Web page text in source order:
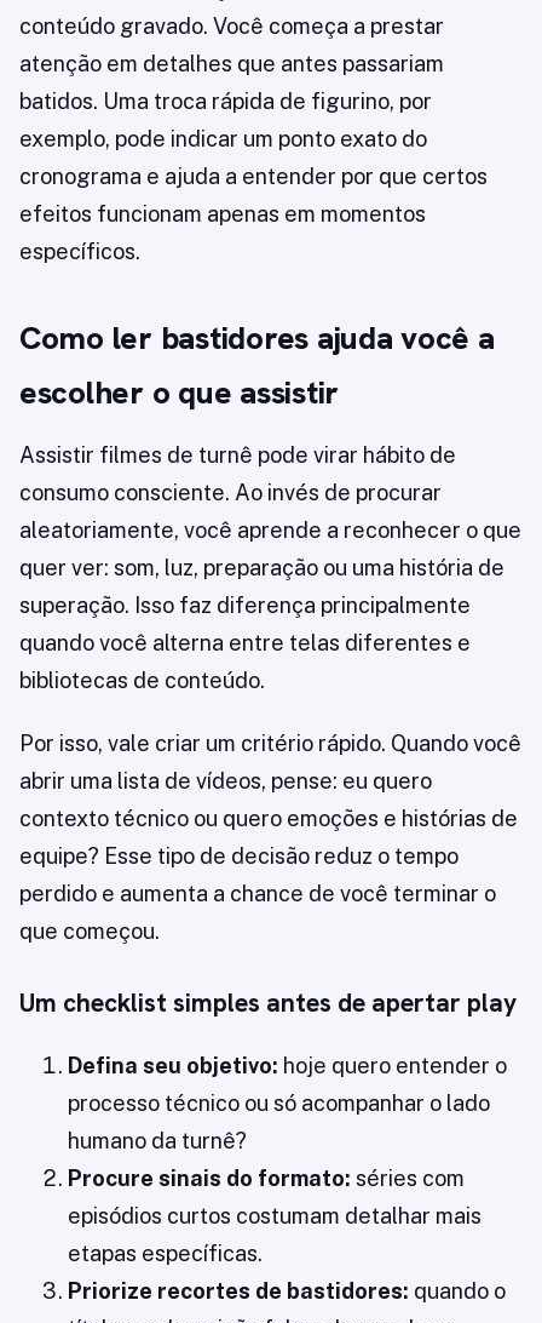
conteúdo gravado. Você começa a prestar
atenção em detalhes que antes passariam
batidos. Uma troca rápida de figurino, por
exemplo, pode indicar um ponto exato do
cronograma e ajuda a entender por que certos
efeitos funcionam apenas em momentos
específicos.
Como ler bastidores ajuda você a
escolher o que assistir
Assistir filmes de turnê pode virar hábito de
consumo consciente. Ao invés de procurar
aleatoriamente, você aprende a reconhecer o que
quer ver: som, luz, preparação ou uma história de
superação. Isso faz diferença principalmente
quando você alterna entre telas diferentes e
bibliotecas de conteúdo.
Por isso, vale criar um critério rápido. Quando você
abrir uma lista de vídeos, pense: eu quero
contexto técnico ou quero emoções e histórias de
equipe? Esse tipo de decisão reduz o tempo
perdido e aumenta a chance de você terminar o
que começou.
Um checklist simples antes de apertar play
Defina seu objetivo: hoje quero entender o
processo técnico ou só acompanhar o lado
humano da turnê?
Procure sinais do formato: séries com
episódios curtos costumam detalhar mais
etapas específicas.
Priorize recortes de bastidores: quando o